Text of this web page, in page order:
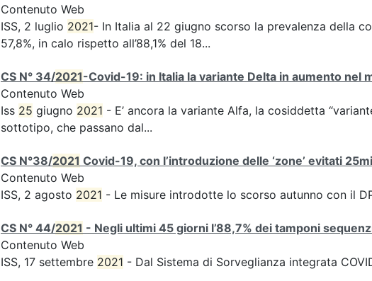
Contenuto Web
ISS, 2 luglio 2021- In Italia al 22 giugno scorso la prevalenza della
57,8%, in calo rispetto all’88,1% del 18...
CS N° 34/2021-Covid-19: in Italia la variante Delta in aumento nel
Contenuto Web
Iss 25 giugno 2021 - E’ ancora la variante Alfa, la cosiddetta
sottotipo, che passano dal...
CS N°38/2021 Covid-19, con l’introduzione delle ‘zone’ evitati
Contenuto Web
ISS, 2 agosto 2021 - Le misure introdotte lo scorso autunno con il
CS N° 44/2021 - Negli ultimi 45 giorni l’88,7% dei tamponi
Contenuto Web
ISS, 17 settembre 2021 - Dal Sistema di Sorveglianza integrata